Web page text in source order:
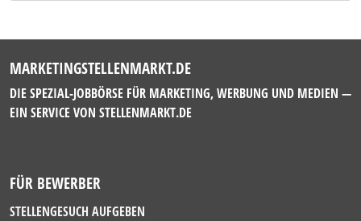
MARKETINGSTELLENMARKT.DE
DIE SPEZIAL-JOBBÖRSE FÜR MARKETING, WERBUNG UND MEDIEN —
EIN SERVICE VON STELLENMARKT.DE
FÜR BEWERBER
STELLENGESUCH AUFGEBEN